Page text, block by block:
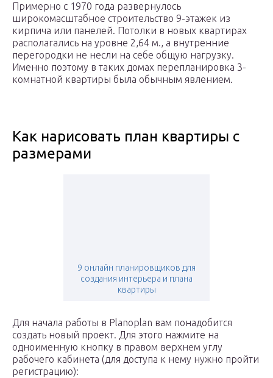
Примерно с 1970 года развернулось
широкомасштабное строительство 9-этажек из
кирпича или панелей. Потолки в новых квартирах
располагались на уровне 2,64 м., а внутренние
перегородки не несли на себе общую нагрузку.
Именно поэтому в таких домах перепланировка 3-
комнатной квартиры была обычным явлением.
Как нарисовать план квартиры с
размерами
9 онлайн планировщиков для
создания интерьера и плана
квартиры
Для начала работы в Planoplan вам понадобится
создать новый проект. Для этого нажмите на
одноименную кнопку в правом верхнем углу
рабочего кабинета (для доступа к нему нужно пройти
регистрацию):